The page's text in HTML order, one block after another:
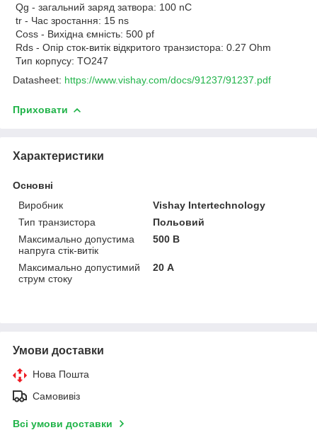
Qg - загальний заряд затвора: 100 nC
tr - Час зростання: 15 ns
Coss - Вихідна ємність: 500 pf
Rds - Опір сток-витік відкритого транзистора: 0.27 Ohm
Тип корпусу: TO247
Datasheet: https://www.vishay.com/docs/91237/91237.pdf
Приховати
Характеристики
Основні
Виробник
Vishay Intertechnology
Тип транзистора
Польовий
Максимально допустима
напруга стік-витік
500 В
Максимально допустимий
струм стоку
20 А
Умови доставки
Нова Пошта
Самовивіз
Всі умови доставки